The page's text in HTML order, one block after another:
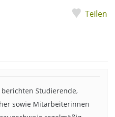
Teilen
berichten Studierende,
sowie Mitarbeiterinnen